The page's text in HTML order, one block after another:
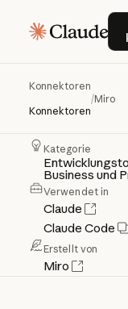
Konnektoren
Konnektoren
/Miro
Miro
Miro-
Kategorie
Business und
Verwendet in
Claude
Claude Code
Erstellt von
Miro